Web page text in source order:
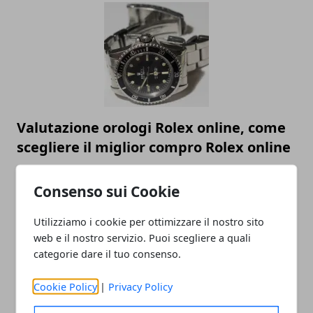
Consenso sui Cookie
Utilizziamo i cookie per ottimizzare il nostro sito
web e il nostro servizio. Puoi scegliere a quali
categorie dare il tuo consenso.
Cookie Policy | Privacy Policy
Valutazione orologi Rolex online, come
scegliere il miglior compro Rolex online
23/05/2023